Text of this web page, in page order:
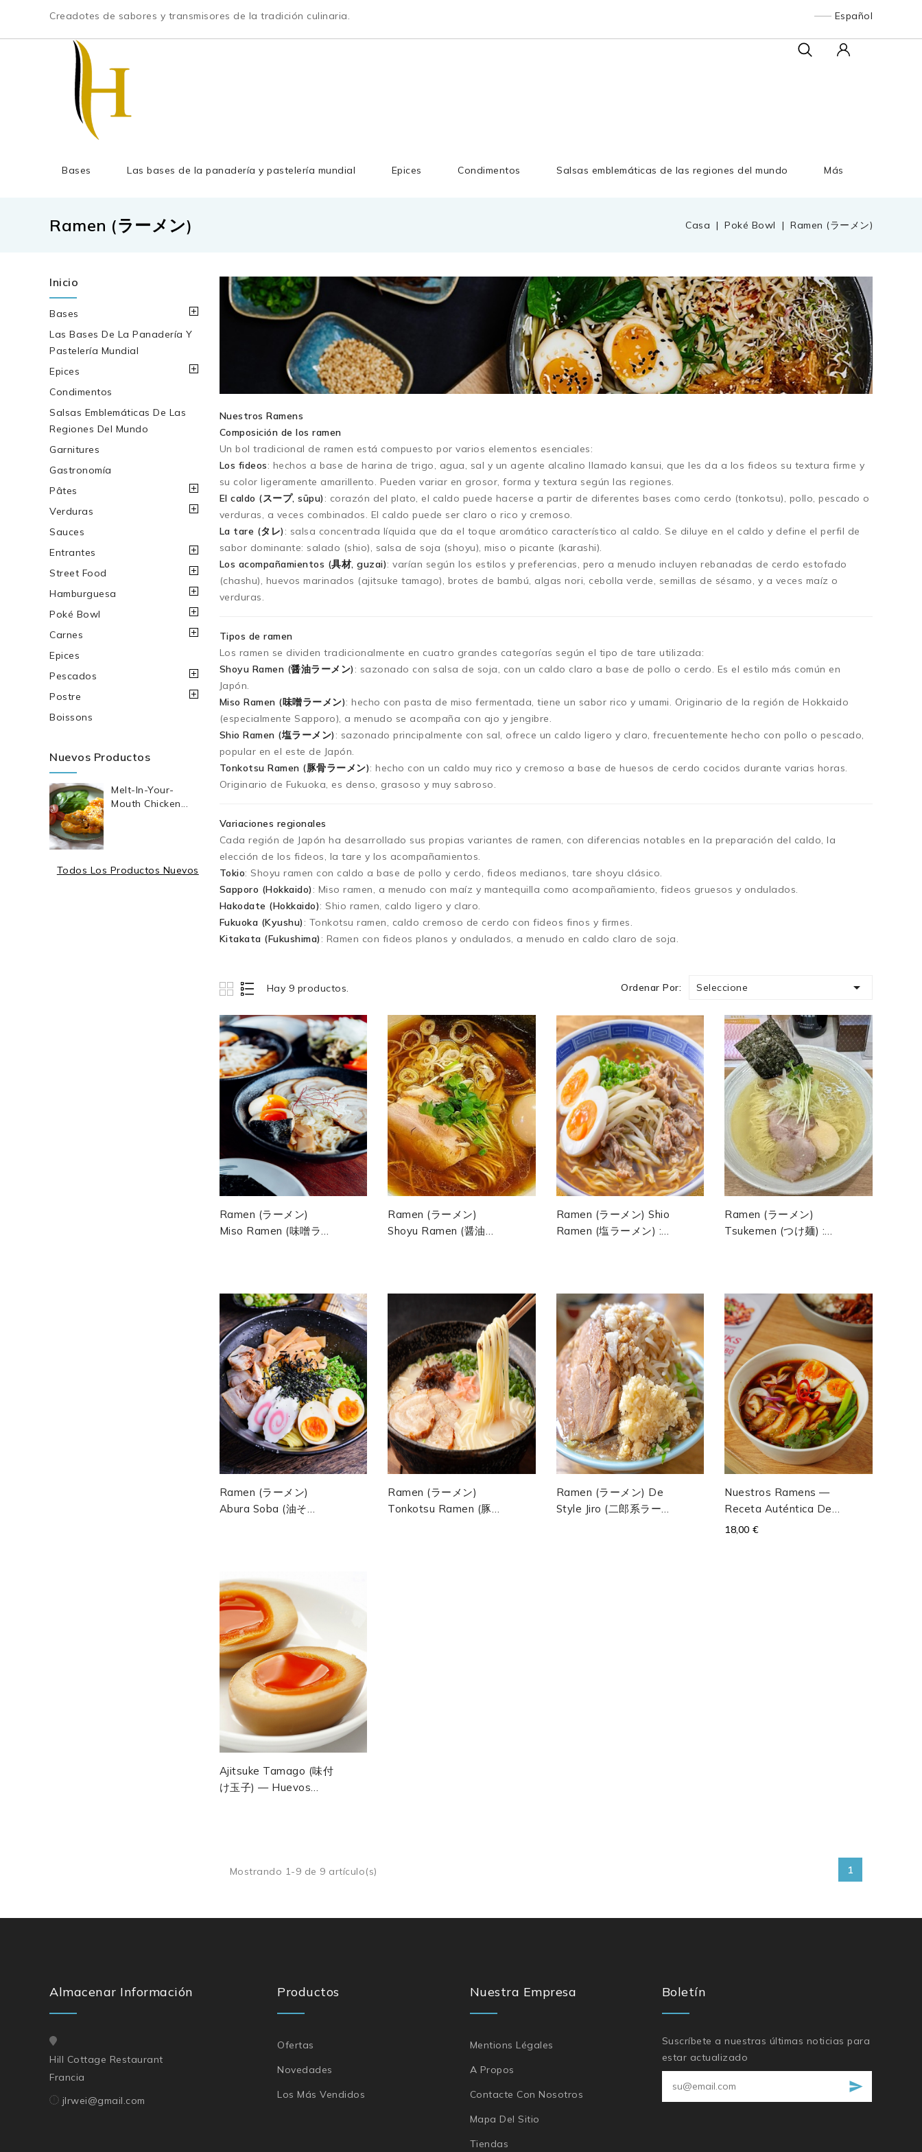
Creadotes de sabores y transmisores de la tradición culinaria. Español
Bases Las bases de la panadería y pastelería mundial Epices Condimentos Salsas emblemáticas de las regiones del mundo Más
Ramen (ラーメン) Casa Poké Bowl Ramen (ラーメン)
Inicio
Bases
Las Bases De La Panadería Y
Pastelería Mundial
Epices
Condimentos
Salsas Emblemáticas De Las
Regiones Del Mundo
Garnitures
Gastronomía
Pâtes
Verduras
Sauces
Entrantes
Street Food
Hamburguesa
Poké Bowl
Carnes
Epices
Pescados
Postre
Boissons
Nuevos Productos
Melt-In-Your-
Mouth Chicken...
Todos Los Productos Nuevos
Nuestros Ramens
Composición de los ramen
Un bol tradicional de ramen está compuesto por varios elementos esenciales:
Los fideos: hechos a base de harina de trigo, agua, sal y un agente alcalino llamado kansui, que les da a los fideos su textura firme y
su color ligeramente amarillento. Pueden variar en grosor, forma y textura según las regiones.
El caldo (スープ, sūpu) : corazón del plato, el caldo puede hacerse a partir de diferentes bases como cerdo (tonkotsu), pollo, pescado o
verduras, a veces combinados. El caldo puede ser claro o rico y cremoso.
La tare (タレ) : salsa concentrada líquida que da el toque aromático característico al caldo. Se diluye en el caldo y define el perfil de
sabor dominante: salado (shio), salsa de soja (shoyu), miso o picante (karashi).
Los acompañamientos (具材, guzai): varían según los estilos y preferencias, pero a menudo incluyen rebanadas de cerdo estofado
(chashu), huevos marinados (ajitsuke tamago), brotes de bambú, algas nori, cebolla verde, semillas de sésamo, y a veces maíz o
verduras.
Tipos de ramen
Los ramen se dividen tradicionalmente en cuatro grandes categorías según el tipo de tare utilizada:
Shoyu Ramen (醤油ラーメン) : sazonado con salsa de soja, con un caldo claro a base de pollo o cerdo. Es el estilo más común en
Japón.
Miso Ramen (味噌ラーメン): hecho con pasta de miso fermentada, tiene un sabor rico y umami. Originario de la región de Hokkaido
(especialmente Sapporo), a menudo se acompaña con ajo y jengibre.
Shio Ramen (塩ラーメン) : sazonado principalmente con sal, ofrece un caldo ligero y claro, frecuentemente hecho con pollo o pescado,
popular en el este de Japón.
Tonkotsu Ramen (豚骨ラーメン): hecho con un caldo muy rico y cremoso a base de huesos de cerdo cocidos durante varias horas.
Originario de Fukuoka, es denso, grasoso y muy sabroso.
Variaciones regionales
Cada región de Japón ha desarrollado sus propias variantes de ramen, con diferencias notables en la preparación del caldo, la
elección de los fideos, la tare y los acompañamientos.
Tokio: Shoyu ramen con caldo a base de pollo y cerdo, fideos medianos, tare shoyu clásico.
Sapporo (Hokkaido) : Miso ramen, a menudo con maíz y mantequilla como acompañamiento, fideos gruesos y ondulados.
Hakodate (Hokkaido): Shio ramen, caldo ligero y claro.
Fukuoka (Kyushu) : Tonkotsu ramen, caldo cremoso de cerdo con fideos finos y firmes.
Kitakata (Fukushima) : Ramen con fideos planos y ondulados, a menudo en caldo claro de soja.
Hay 9 productos. Ordenar Por: Seleccione 
Ramen (ラーメン)
Miso Ramen (味噌ラー
Ramen (ラーメン)
Shoyu Ramen (醤油ラ
Ramen (ラーメン) Shio
Ramen (塩ラーメン) :
Ramen (ラーメン)
Tsukemen (つけ麺) :
Ramen (ラーメン)
Abura Soba (油そ
Ramen (ラーメン)
Tonkotsu Ramen (豚骨
Ramen (ラーメン) De
Style Jiro (二郎系ラー
Nuestros Ramens —
Receta Auténtica De
Tonkotsu Ramen
18,00 €
Ajitsuke Tamago (味付
け玉子) — Huevos
Mostrando 1-9 de 9 artículo(s) 1
Almacenar Información
Hill Cottage Restaurant
Francia
jlrwei@gmail.com
Productos
Ofertas
Novedades
Los Más Vendidos
Nuestra Empresa
Mentions Légales
A Propos
Contacte Con Nosotros
Mapa Del Sitio
Tiendas
Boletín
Suscríbete a nuestras últimas noticias para
estar actualizado